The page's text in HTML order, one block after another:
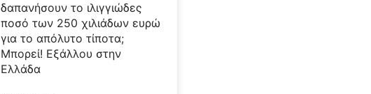
δαπανήσουν το ιλιγγιώδες
ποσό των 250 χιλιάδων ευρώ
για το απόλυτο τίποτα;
Μπορεί! Εξάλλου στην
Ελλάδα